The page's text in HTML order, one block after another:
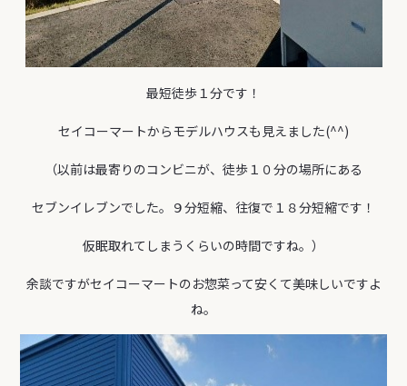
最短徒歩１分です！
セイコーマートからモデルハウスも見えました(^^)
（以前は最寄りのコンビニが、徒歩１０分の場所にある
セブンイレブンでした。９分短縮、往復で１８分短縮です！
仮眠取れてしまうくらいの時間ですね。）
余談ですがセイコーマートのお惣菜って安くて美味しいですよ
ね。